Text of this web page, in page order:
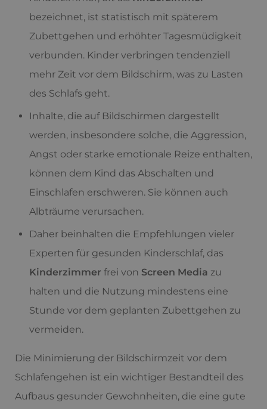
bezeichnet, ist statistisch mit späterem
Zubettgehen und erhöhter Tagesmüdigkeit
verbunden. Kinder verbringen tendenziell
mehr Zeit vor dem Bildschirm, was zu Lasten
des Schlafs geht.
Inhalte, die auf Bildschirmen dargestellt
werden, insbesondere solche, die Aggression,
Angst oder starke emotionale Reize enthalten,
können dem Kind das Abschalten und
Einschlafen erschweren. Sie können auch
Albträume verursachen.
Daher beinhalten die Empfehlungen vieler
Experten für gesunden Kinderschlaf, das
Kinderzimmer frei von Screen Media zu
halten und die Nutzung mindestens eine
Stunde vor dem geplanten Zubettgehen zu
vermeiden.
Die Minimierung der Bildschirmzeit vor dem
Schlafengehen ist ein wichtiger Bestandteil des
Aufbaus gesunder Gewohnheiten, die eine gute